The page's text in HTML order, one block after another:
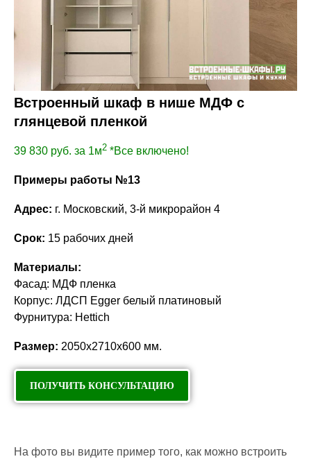
Встроенный шкаф в нише МДФ с
глянцевой пленкой
39 830 руб. за 1м2 *Все включено!
Примеры работы №13
Адрес: г. Московский, 3-й микрорайон 4
Срок: 15 рабочих дней
Материалы:
Фасад: МДФ пленка
Корпус: ЛДСП Egger белый платиновый
Фурнитура: Hettich
Размер: 2050х2710х600 мм.
ПОЛУЧИТЬ КОНСУЛЬТАЦИЮ
На фото вы видите пример того, как можно встроить